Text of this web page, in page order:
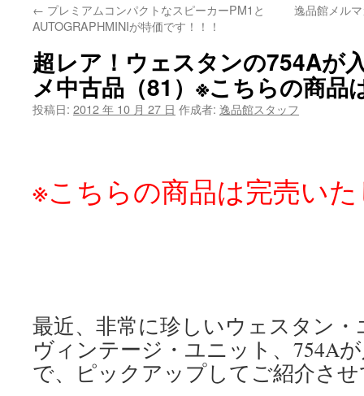
← プレミアムコンパクトなスピーカーPM1と
AUTOGRAPHMINIが特価です！！！
逸品館メル
超レア！ウェスタンの754Aが
メ中古品（81）※こちらの商品
投稿日: 2012 年 10 月 27 日 作成者: 逸品館スタッフ
※こちらの商品は完売い
最近、非常に珍しいウェスタン
ヴィンテージ・ユニット、754A
で、ピックアップしてご紹介さ